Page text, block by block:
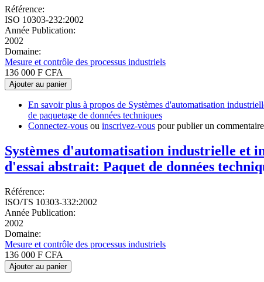
Référence:
ISO 10303-232:2002
Année Publication:
2002
Domaine:
Mesure et contrôle des processus industriels
136 000 F CFA
Ajouter au panier
En savoir plus à propos de Systèmes d'automatisation
de paquetage de données techniques
Connectez-vous ou inscrivez-vous pour publier un commentaire
Systèmes d'automatisation industrielle et
d'essai abstrait: Paquet de données
Référence:
ISO/TS 10303-332:2002
Année Publication:
2002
Domaine:
Mesure et contrôle des processus industriels
136 000 F CFA
Ajouter au panier